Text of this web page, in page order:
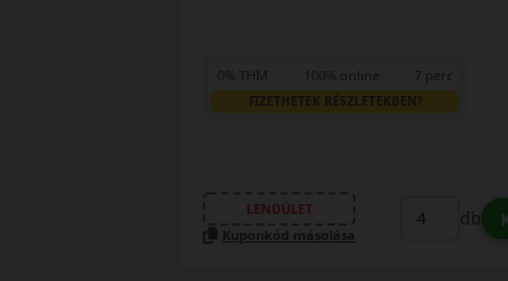
0% THM 100% online 7 perc
FIZETHETEK RÉSZLETEKBEN?
LENDÜLET
Kuponkód másolása
db